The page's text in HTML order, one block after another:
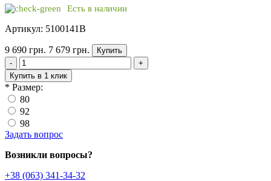
Есть в наличии
Артикул: 5100141B
9 690 грн. 7 679 грн.
Купить
-
+
Купить в 1 клик
* Размер:
80
92
98
Задать вопрос
Возникли вопросы?
+38 (063) 341-34-32